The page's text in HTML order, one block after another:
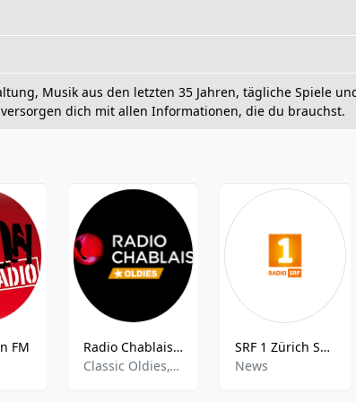
Musik aus den letzten 35 Jahren, tägliche Spiele
dich mit allen Informationen, die du brauchst.
FM
Radio Chablais Oldies
Classic Oldies,Oldies
SRF 1 Zürich Schaffhausen 94.6 FM Zürich
News